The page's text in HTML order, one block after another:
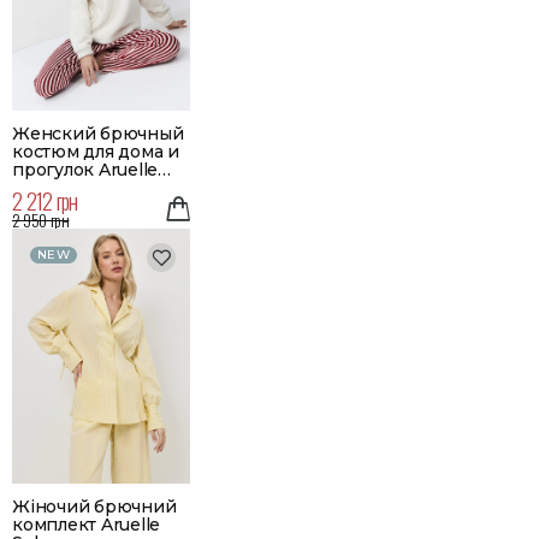
Женский брючный
костюм для дома и
прогулок Aruelle
Candy
2 212 грн
2 950 грн
NEW
Жіночий брючний
комплект Aruelle